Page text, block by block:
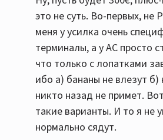
это не суть. Во-первых, не
меня у усилка очень
терминалы, а у АС просто
что только с лопатками
ибо а) бананы не влезут б)
никто назад не примет.
такие варианты. И то я не
нормально сядут.